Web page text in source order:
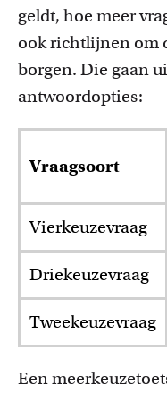
geldt, hoe meer
ook richtlijnen om
borgen. Die gaan
antwoordopties:
Vraagsoort
Vierkeuzevraag
Driekeuzevraag
Tweekeuzevraag
Een